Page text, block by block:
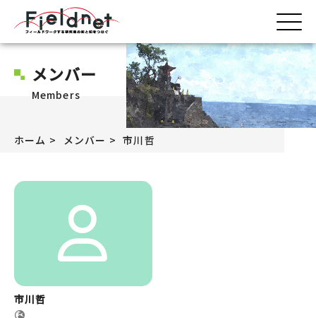
メンバー
Members
ホーム メンバー 市川哲
市川哲